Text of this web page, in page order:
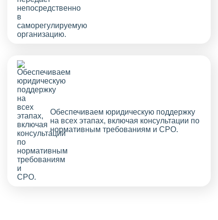
Обеспечиваем юридическую поддержку
на всех этапах, включая консультации по
нормативным требованиям и СРО.